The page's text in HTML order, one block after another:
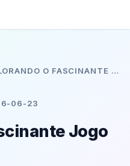
bingo
EXPLORANDO O FASCINANTE JOGO WINTERSTAR
06-23
Jogo